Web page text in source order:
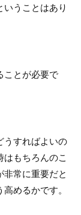
うことはあり
ことが必要で
うすればよいの
もちろんのこ
常に重要だと
めるかです。